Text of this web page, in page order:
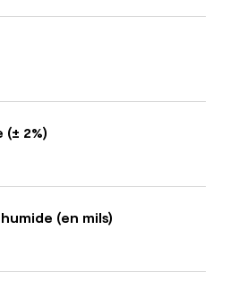
2%)
(en mils)